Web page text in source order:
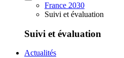
France 2030
Suivi et évaluation
Suivi et évaluation
Actualités